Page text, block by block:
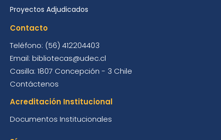
Proyectos Adjudicados
Contacto
Teléfono: (56) 412204403
Email: bibliotecas@udec.cl
Casilla: 1807 Concepción - 3 Chile
Contáctenos
Acreditación Institucional
Documentos Institucionales